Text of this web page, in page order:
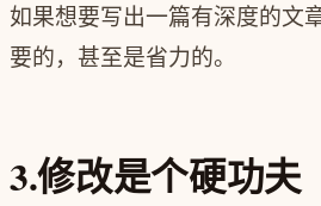
如果想要写出一篇有深度的文
要的，甚至是省力的。
3.修改是个硬功夫